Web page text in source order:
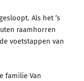
Als het ’s
raamhorren
voetstappen van
familie Van